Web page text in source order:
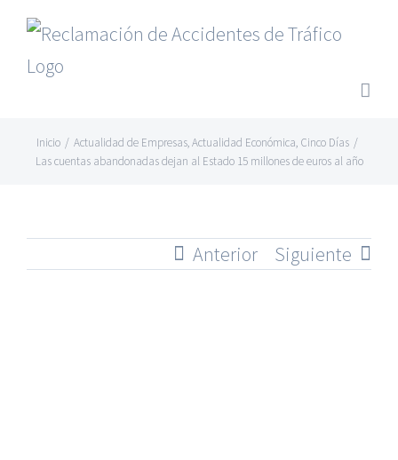
Saltar
contenido
Inicio / Actualidad de Empresas,Actualidad Económica, Cinco Días /
Las cuentas abandonadas dejan al Estado 15 millones de euros al año
Anterior Siguiente